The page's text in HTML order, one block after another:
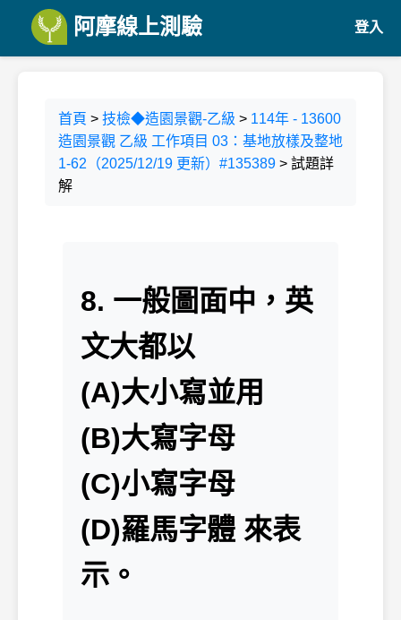
阿摩線上測驗 登入
首頁 > 技檢◆造園景觀-乙級 > 114年 - 13600
造園景觀 乙級 工作項目 03：基地放樣及整地
1-62（2025/12/19 更新）#135389 > 試題詳
解
8. 一般圖面中，英
文大都以
(A)大小寫並用
(B)大寫字母
(C)小寫字母
(D)羅馬字體 來表
示。